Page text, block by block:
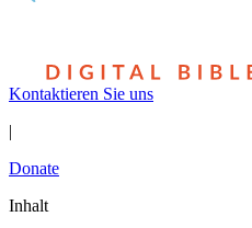
Kontaktieren Sie uns
|
Donate
Inhalt